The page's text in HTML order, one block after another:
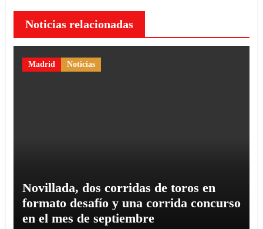
Noticias relacionadas
Madrid Noticias
Novillada, dos corridas de toros en
formato desafío y una corrida concurso
en el mes de septiembre